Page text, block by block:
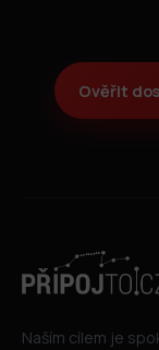
Ověřit
Naším cílem je